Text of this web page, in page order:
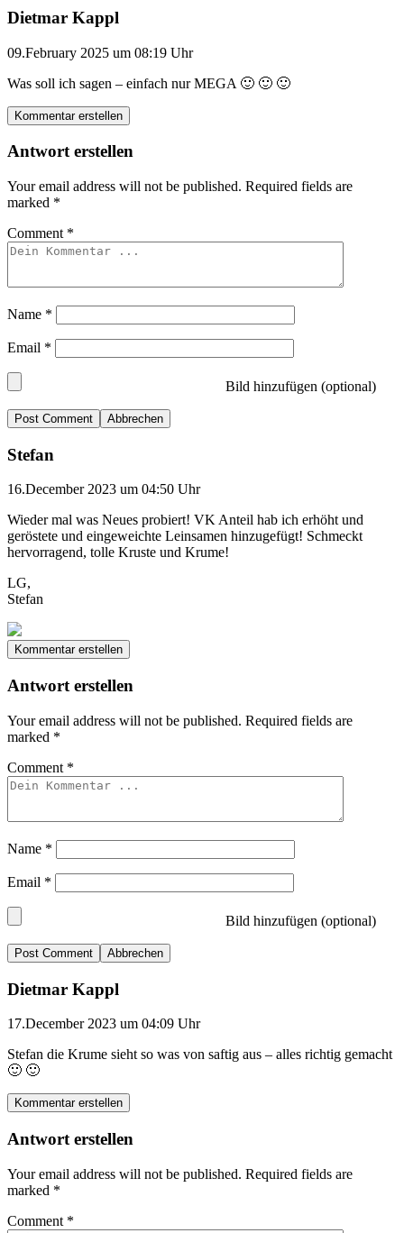
Dietmar Kappl
09.February 2025 um 08:19 Uhr
Was soll ich sagen – einfach nur MEGA 🙂 🙂 🙂
Kommentar erstellen
Antwort erstellen
Your email address will not be published. Required fields are
marked *
Comment *
Name *
Email *
Bild hinzufügen (optional)
Abbrechen
Stefan
16.December 2023 um 04:50 Uhr
Wieder mal was Neues probiert! VK Anteil hab ich erhöht und
geröstete und eingeweichte Leinsamen hinzugefügt! Schmeckt
hervorragend, tolle Kruste und Krume!
LG,
Stefan
Kommentar erstellen
Antwort erstellen
Your email address will not be published. Required fields are
marked *
Comment *
Name *
Email *
Bild hinzufügen (optional)
Abbrechen
Dietmar Kappl
17.December 2023 um 04:09 Uhr
Stefan die Krume sieht so was von saftig aus – alles richtig gemacht
🙂 🙂
Kommentar erstellen
Antwort erstellen
Your email address will not be published. Required fields are
marked *
Comment *